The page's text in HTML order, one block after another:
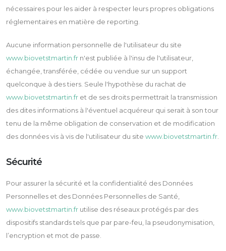
nécessaires pour les aider à respecter leurs propres obligations
réglementaires en matière de reporting.
Aucune information personnelle de l'utilisateur du site
www.biovetstmartin.fr n'est publiée à l'insu de l'utilisateur,
échangée, transférée, cédée ou vendue sur un support
quelconque à des tiers. Seule l'hypothèse du rachat de
www.biovetstmartin.fr et de ses droits permettrait la transmission
des dites informations à l'éventuel acquéreur qui serait à son tour
tenu de la même obligation de conservation et de modification
des données vis à vis de l'utilisateur du site www.biovetstmartin.fr
Sécurité
Pour assurer la sécurité et la confidentialité des Données
Personnelles et des Données Personnelles de Santé,
www.biovetstmartin.fr utilise des réseaux protégés par des
dispositifs standards tels que par pare-feu, la pseudonymisation,
l’encryption et mot de passe.